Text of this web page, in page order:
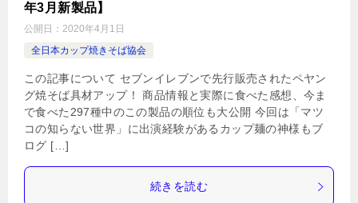
年3月新製品】
公開日： 2020年4月1日
全日本カップ焼きそば協会
この記事について セブンイレブンで先行販売されたペヤン
グ焼そば具材アップ！ 商品情報と実際に食べた感想、今ま
で食べた297種中のこの製品の順位も大公開 今回は「マツ
コの知らない世界」に出演経験があるカップ麺の神様もブ
ログ […]
続きを読む